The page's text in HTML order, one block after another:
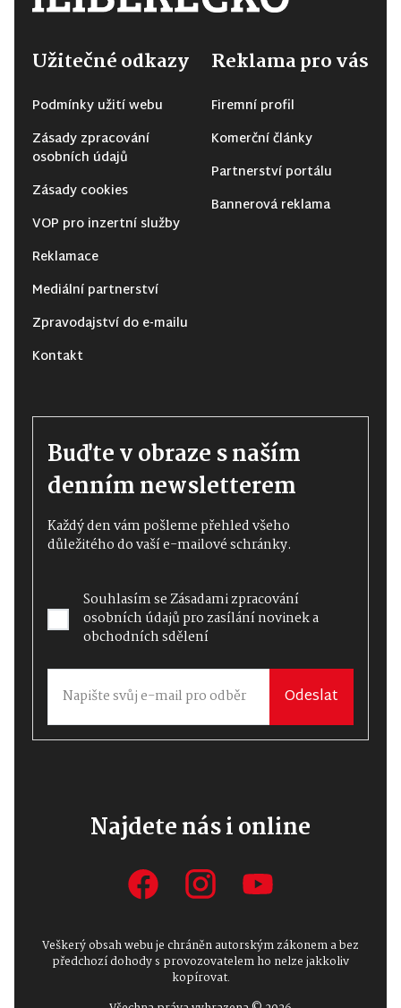
Užitečné odkazy
Podmínky užití webu
Zásady zpracování
osobních údajů
Zásady cookies
VOP pro inzertní služby
Reklamace
Mediální partnerství
Zpravodajství do e-mailu
Kontakt
Reklama pro vás
Firemní profil
Komerční články
Partnerství portálu
Bannerová reklama
Buďte v obraze s naším
denním newsletterem
Každý den vám pošleme přehled všeho
důležitého do vaší e-mailové schránky.
Souhlasím seZásadami zpracování
osobních údajůpro zasílání novinek a
obchodních sdělení
Odeslat
Najdete nás i online
Veškerý obsah webu je chráněn autorským zákonem a bez
předchozí dohody s provozovatelem ho nelze jakkoliv
kopírovat.